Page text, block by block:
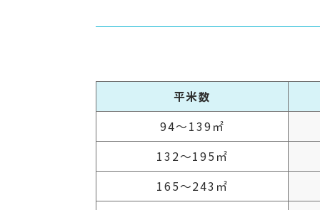
平米数
94～139㎡
132～195㎡
165～243㎡